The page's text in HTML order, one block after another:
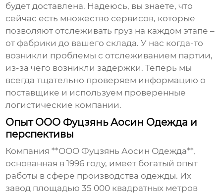
будет доставлена. Надеюсь, вы знаете, что
сейчас есть множество сервисов, которые
позволяют отслеживать груз на каждом этапе –
от фабрики до вашего склада. У нас когда-то
возникли проблемы с отслеживанием партии,
из-за чего возникли задержки. Теперь мы
всегда тщательно проверяем информацию о
поставщике и используем проверенные
логистические компании.
Опыт ООО Фуцзянь Аосин Одежда и
перспективы
Компания **ООО Фуцзянь Аосин Одежда**,
основанная в 1996 году, имеет богатый опыт
работы в сфере производства одежды. Их
завод площадью 35 000 квадратных метров